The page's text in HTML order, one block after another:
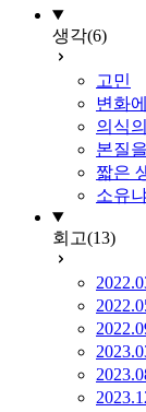
생각(6)
고민
변화
의식
본질
짧은
소유
회고(13)